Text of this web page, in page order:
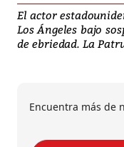
El actor
Los Ángeles bajo
de ebriedad. La
Encuentra más de